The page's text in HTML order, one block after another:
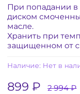
Наличие: Нет в
899 ₽ 2 994 ₽
При попадании в
диском
масле.
Хранить при
защищенном от